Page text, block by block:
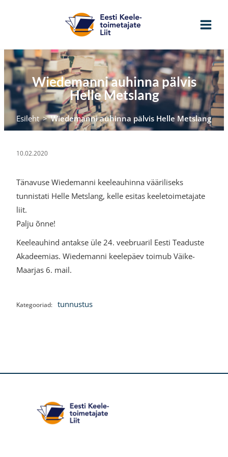
Wiedemanni auhinna pälvis
Helle Metslang
Esileht>Wiedemanni auhinna pälvis Helle Metslang
10.02.2020
Tänavuse Wiedemanni keeleauhinna vääriliseks
tunnistati Helle Metslang, kelle esitas keeletoimetajate
liit.
Palju õnne!
Keeleauhind antakse üle 24. veebruaril Eesti Teaduste
Akadeemias. Wiedemanni keelepäev toimub Väike-
Maarjas 6. mail.
Kategooriad: tunnustus